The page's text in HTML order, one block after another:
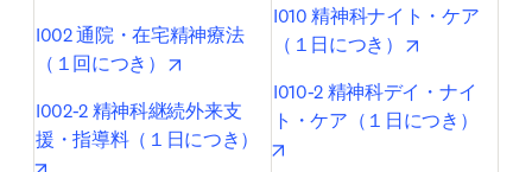
I002 通院・在宅精神療法
（１回につき）
opens in new tab/window
I002-2 精神科継続外来支
援・指導料（１日につき）
I010 精神科ナイト・ケア
（１日につき）
I010-2 精神科デイ・ナイ
ト・ケア（１日につき）